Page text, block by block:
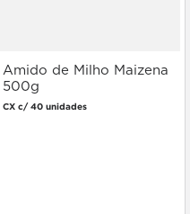
Amido de Milho Maizena
500g
CX c/ 40 unidades